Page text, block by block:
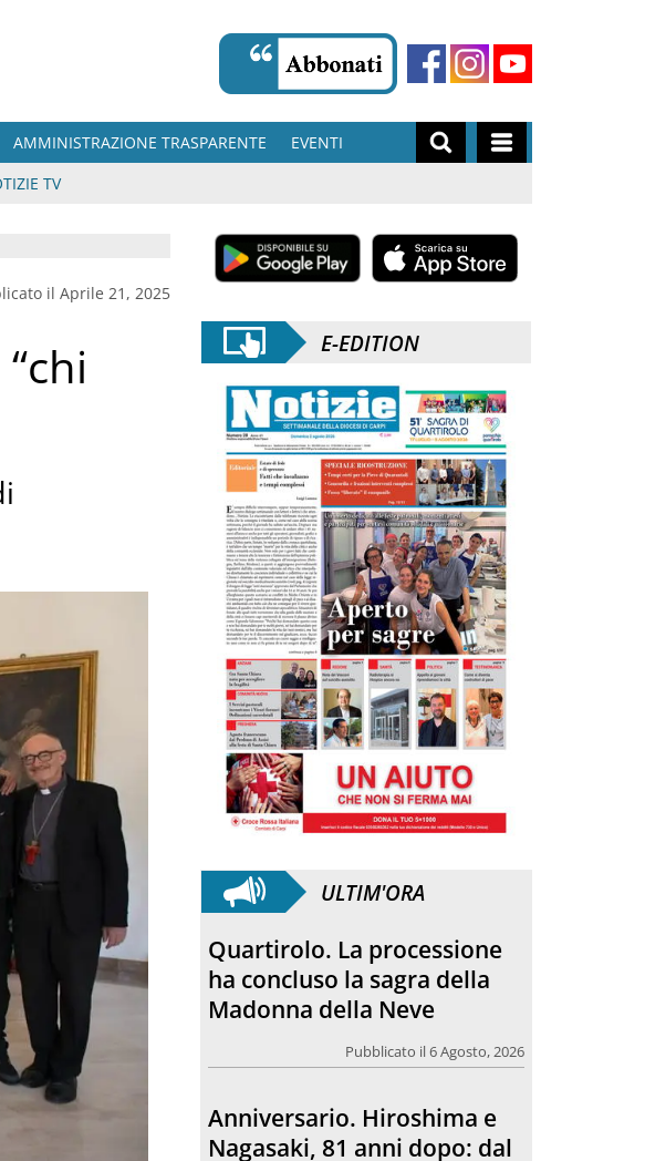
AMMINISTRAZIONE TRASPARENTE
EVENTI
TV
il Aprile 21, 2025
E-EDITION
ULTIM'ORA
Anniversario. Hiroshima e
Nagasaki, 81 anni dopo: dal
Giappone e non solo un
nuovo appello per la pace e
il disarmo nucleare
Pubblicato il 6 Agosto, 2026